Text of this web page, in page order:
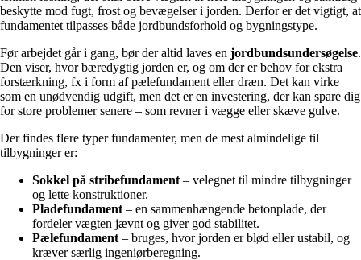
beskytte mod fugt, frost og bevægelser i jorden. Derfor er det vigtigt, at
fundamentet tilpasses både jordbundsforhold og bygningstype.
Før arbejdet går i gang, bør der altid laves en jordbundsundersøgelse.
Den viser, hvor bæredygtig jorden er, og om der er behov for ekstra
forstærkning, fx i form af pælefundament eller dræn. Det kan virke
som en unødvendig udgift, men det er en investering, der kan spare dig
for store problemer senere – som revner i vægge eller skæve gulve.
Der findes flere typer fundamenter, men de mest almindelige til
tilbygninger er:
Sokkel på stribefundament – velegnet til mindre tilbygninger
og lette konstruktioner.
Pladefundament – en sammenhængende betonplade, der
fordeler vægten jævnt og giver god stabilitet.
Pælefundament – bruges, hvor jorden er blød eller ustabil, og
kræver særlig ingeniørberegning.